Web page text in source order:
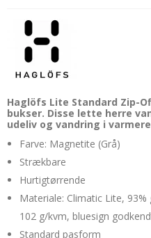
Haglöfs Lite Standard Zip-
bukser. Disse lette herre
udeliv og vandring i
Farve: Magnetite (Grå)
Strækbare
Hurtigtørrende
Materiale: Climatic Lite,
102 g/kvm, bluesign
Standard pasform